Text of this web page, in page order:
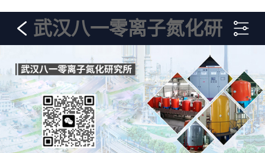
武汉八一零离子氮化研
究所